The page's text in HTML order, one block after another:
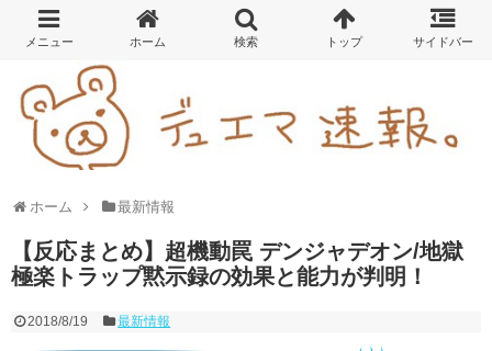
ホーム 最新情報
【反応まとめ】超機動罠 デンジャデオン/地獄
極楽トラップ黙示録の効果と能力が判明！
2018/8/19 最新情報